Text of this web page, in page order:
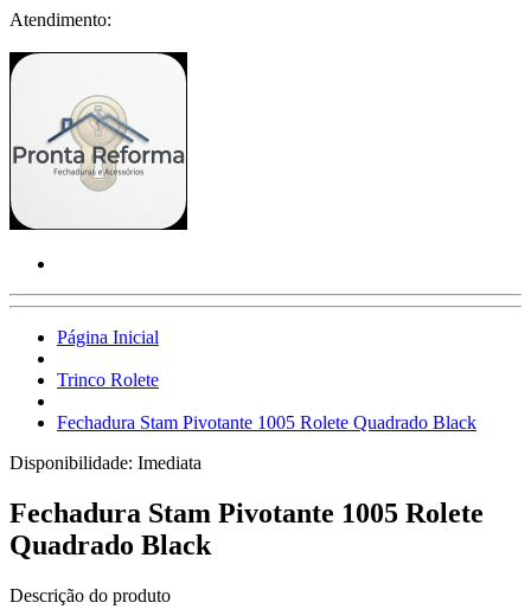
Atendimento:
Página Inicial
Trinco Rolete
Fechadura Stam Pivotante 1005 Rolete Quadrado Black
Disponibilidade: Imediata
Fechadura Stam Pivotante 1005 Rolete
Quadrado Black
Descrição do produto